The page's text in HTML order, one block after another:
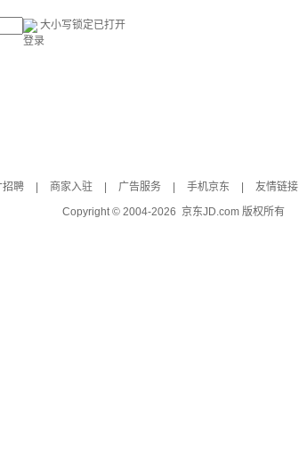
大小写锁定已打开
登录
招聘 商家入驻 广告服务 手机京东 友情链接
Copyright © 2004-2026 京东JD.com 版权所有